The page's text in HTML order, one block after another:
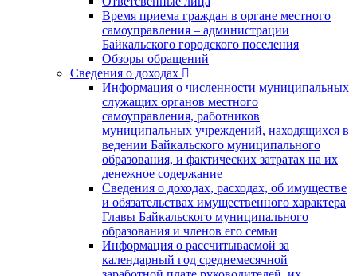
Время приема граждан в органе местного
самоуправления – администрации
Байкальского городского поселения
Обзоры обращений
Сведения о доходах
Информация о численности муниципальных
служащих органов местного
самоуправления, работников
муниципальных учреждений, находящихся в
ведении Байкальского муниципального
образования, и фактических затратах на их
денежное содержание
Сведения о доходах, расходах, об имуществе
и обязательствах имущественного характера
Главы Байкальского муниципального
образования и членов его семьи
Информация о рассчитываемой за
календарный год среднемесячной